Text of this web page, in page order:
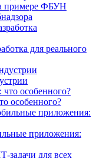
примере ФБУН
для реального
особенного?
приложения: